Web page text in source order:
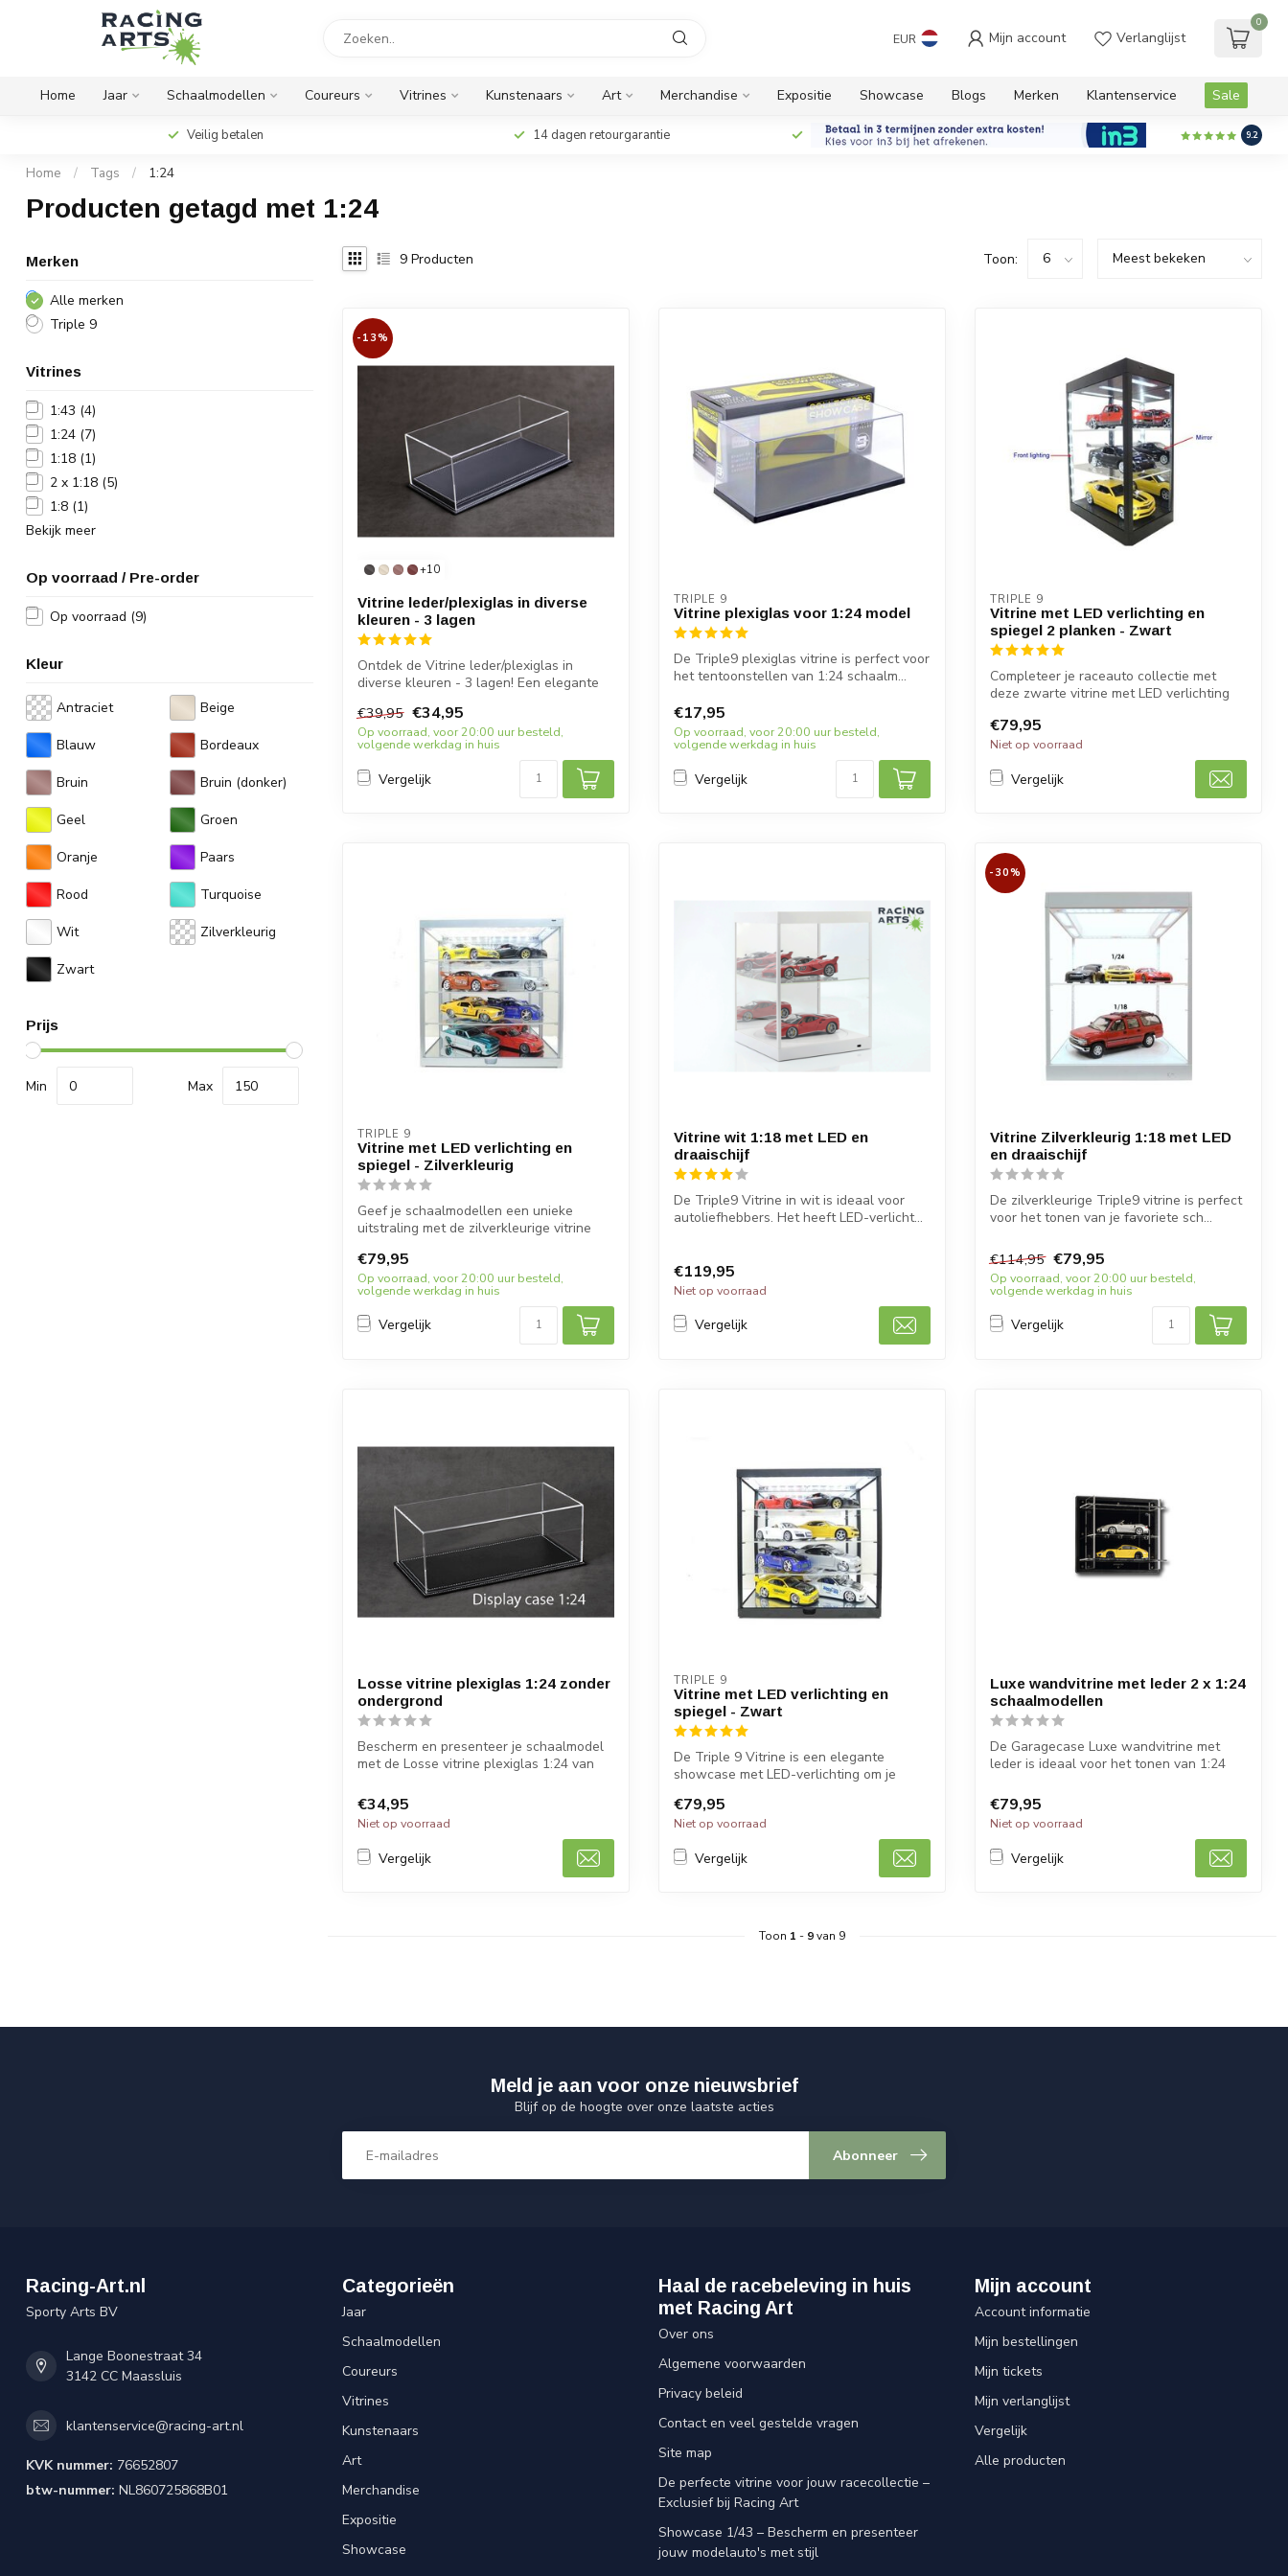
EUR Mijn account Verlanglijst
0
Home Jaar Schaalmodellen Coureurs Vitrines Kunstenaars Art Merchandise Expositie Showcase Blogs Merken Klantenservice Sale
Veilig betalen 14 dagen retourgarantie 9.2
Home / Tags / 1:24
Producten getagd met 1:24
Merken
Alle merken
Triple 9
Vitrines
1:43 (4)
1:24 (7)
1:18 (1)
2 x 1:18 (5)
1:8 (1)
Bekijk meer
Op voorraad / Pre-order
Op voorraad (9)
Kleur
Antraciet Beige
Blauw Bordeaux
Bruin Bruin (donker)
Geel Groen
Oranje Paars
Rood Turquoise
Wit Zilverkleurig
Zwart
Prijs
Min Max
9 Producten Toon:
+10
-13%
Vitrine leder/plexiglas in diverse
kleuren - 3 lagen
Ontdek de Vitrine leder/plexiglas in
diverse kleuren - 3 lagen! Een elegante
€39,95 €34,95
Op voorraad, voor 20:00 uur besteld,
volgende werkdag in huis
Vergelijk
TRIPLE 9
Vitrine plexiglas voor 1:24 model
De Triple9 plexiglas vitrine is perfect voor
het tentoonstellen van 1:24 schaalm...
€17,95
Op voorraad, voor 20:00 uur besteld,
volgende werkdag in huis
Vergelijk
TRIPLE 9
Vitrine met LED verlichting en
spiegel 2 planken - Zwart
Completeer je raceauto collectie met
deze zwarte vitrine met LED verlichting
€79,95
Niet op voorraad
Vergelijk
TRIPLE 9
Vitrine met LED verlichting en
spiegel - Zilverkleurig
Geef je schaalmodellen een unieke
uitstraling met de zilverkleurige vitrine
€79,95
Op voorraad, voor 20:00 uur besteld,
volgende werkdag in huis
Vergelijk
Vitrine wit 1:18 met LED en
draaischijf
De Triple9 Vitrine in wit is ideaal voor
autoliefhebbers. Het heeft LED-verlicht...
€119,95
Niet op voorraad
Vergelijk
-30%
Vitrine Zilverkleurig 1:18 met LED
en draaischijf
De zilverkleurige Triple9 vitrine is perfect
voor het tonen van je favoriete sch...
€114,95 €79,95
Op voorraad, voor 20:00 uur besteld,
volgende werkdag in huis
Vergelijk
Losse vitrine plexiglas 1:24 zonder
ondergrond
Bescherm en presenteer je schaalmodel
met de Losse vitrine plexiglas 1:24 van
€34,95
Niet op voorraad
Vergelijk
TRIPLE 9
Vitrine met LED verlichting en
spiegel - Zwart
De Triple 9 Vitrine is een elegante
showcase met LED-verlichting om je
€79,95
Niet op voorraad
Vergelijk
Luxe wandvitrine met leder 2 x 1:24
schaalmodellen
De Garagecase Luxe wandvitrine met
leder is ideaal voor het tonen van 1:24
€79,95
Niet op voorraad
Vergelijk
Toon 1 - 9van 9
Meld je aan voor onze nieuwsbrief
Blijf op de hoogte over onze laatste acties
Abonneer
Racing-Art.nl
Sporty Arts BV
Lange Boonestraat 34
3142 CC Maassluis
klantenservice@racing-art.nl
KVK nummer: 76652807
btw-nummer: NL860725868B01
Categorieën
Jaar
Schaalmodellen
Coureurs
Vitrines
Kunstenaars
Art
Merchandise
Expositie
Showcase
Haal de racebeleving in huis
met Racing Art
Over ons
Algemene voorwaarden
Privacy beleid
Contact en veel gestelde vragen
Site map
De perfecte vitrine voor jouw racecollectie –
Exclusief bij Racing Art
Showcase 1/43 – Bescherm en presenteer
jouw modelauto's met stijl
Mijn account
Account informatie
Mijn bestellingen
Mijn tickets
Mijn verlanglijst
Vergelijk
Alle producten